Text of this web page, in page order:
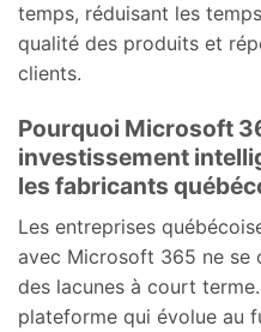
temps, réduisant les
qualité des produits et
clients.
Pourquoi Microsoft
investissement
les fabricants
Les entreprises
avec Microsoft 365 ne se
des lacunes à court
plateforme qui évolue au